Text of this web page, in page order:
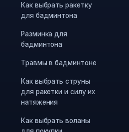
Как выбрать ракетку
для бадминтона
Разминка для
бадминтона
Травмы в бадминтоне
Как выбрать струны
для ракетки и силу их
натяжения
Как выбрать воланы